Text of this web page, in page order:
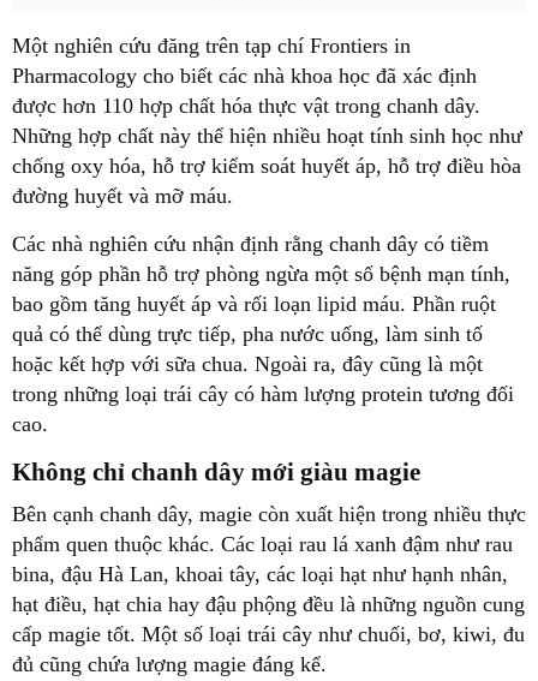
Một nghiên cứu đăng trên tạp chí Frontiers in
Pharmacology cho biết các nhà khoa học đã xác định
được hơn 110 hợp chất hóa thực vật trong chanh dây.
Những hợp chất này thể hiện nhiều hoạt tính sinh học như
chống oxy hóa, hỗ trợ kiểm soát huyết áp, hỗ trợ điều hòa
đường huyết và mỡ máu.
Các nhà nghiên cứu nhận định rằng chanh dây có tiềm
năng góp phần hỗ trợ phòng ngừa một số bệnh mạn tính,
bao gồm tăng huyết áp và rối loạn lipid máu. Phần ruột
quả có thể dùng trực tiếp, pha nước uống, làm sinh tố
hoặc kết hợp với sữa chua. Ngoài ra, đây cũng là một
trong những loại trái cây có hàm lượng protein tương đối
cao.
Không chỉ chanh dây mới giàu magie
Bên cạnh chanh dây, magie còn xuất hiện trong nhiều thực
phẩm quen thuộc khác. Các loại rau lá xanh đậm như rau
bina, đậu Hà Lan, khoai tây, các loại hạt như hạnh nhân,
hạt điều, hạt chia hay đậu phộng đều là những nguồn cung
cấp magie tốt. Một số loại trái cây như chuối, bơ, kiwi, đu
đủ cũng chứa lượng magie đáng kể.